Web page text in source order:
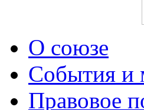
О союзе
События и
Правовое